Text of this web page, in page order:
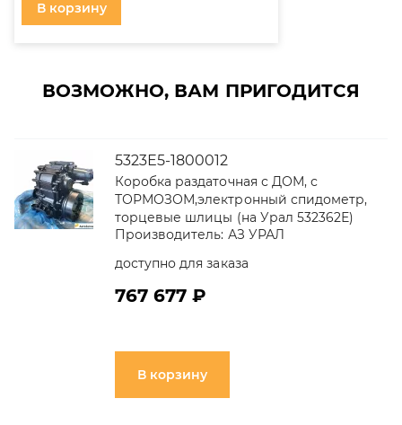
В корзину
ВОЗМОЖНО, ВАМ ПРИГОДИТСЯ
5323Е5-1800012
Коробка раздаточная с ДОМ, с
ТОРМОЗОМ,электронный спидометр,
торцевые шлицы (на Урал 532362Е)
Производитель: АЗ УРАЛ
доступно для заказа
767 677 ₽
В корзину